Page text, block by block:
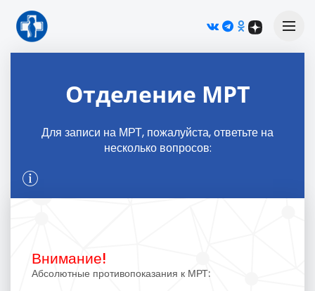
Отделение МРТ
Для записи на МРТ, пожалуйста, ответьте на
несколько вопросов:
Внимание!
Абсолютные противопоказания к МРТ: